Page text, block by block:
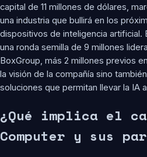
capital de 11 millones de dólares,
una industria que bullirá en los
dispositivos de inteligencia artificial.
una ronda semilla de 9 millones
BoxGroup, más 2 millones previos
la visión de la compañía sino
soluciones que permitan llevar la IA
¿Qué implica el
Computer y sus